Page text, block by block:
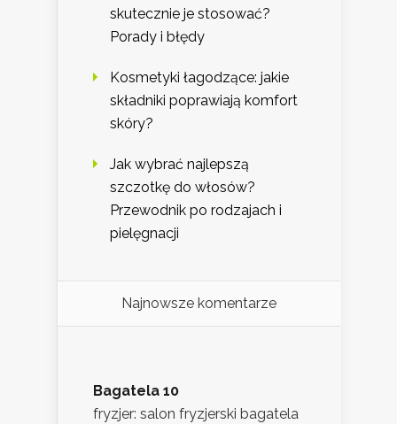
skutecznie je stosować?
Porady i błędy
Kosmetyki łagodzące: jakie
składniki poprawiają komfort
skóry?
Jak wybrać najlepszą
szczotkę do włosów?
Przewodnik po rodzajach i
pielęgnacji
Najnowsze komentarze
Bagatela 10
fryzjer: salon fryzjerski bagatela